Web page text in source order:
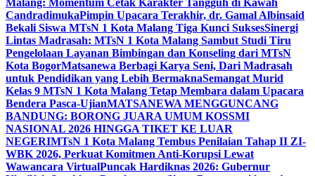
Malang: Momentum Cetak Karakter Tangguh di Kawah
CandradimukaPimpin Upacara Terakhir, dr. Gamal Albinsaid
Bekali Siswa MTsN 1 Kota Malang Tiga Kunci SuksesSinergi
Lintas Madrasah: MTsN 1 Kota Malang Sambut Studi Tiru
Pengelolaan Layanan Bimbingan dan Konseling dari MTsN
Kota BogorMatsanewa Berbagi Karya Seni, Dari Madrasah
untuk Pendidikan yang Lebih BermaknaSemangat Murid
Kelas 9 MTsN 1 Kota Malang Tetap Membara dalam Upacara
Bendera Pasca-UjianMATSANEWA MENGGUNCANG
BANDUNG: BORONG JUARA UMUM KOSSMI
NASIONAL 2026 HINGGA TIKET KE LUAR
NEGERIMTsN 1 Kota Malang Tembus Penilaian Tahap II ZI-
WBK 2026, Perkuat Komitmen Anti-Korupsi Lewat
Wawancara VirtualPuncak Hardiknas 2026: Gubernur